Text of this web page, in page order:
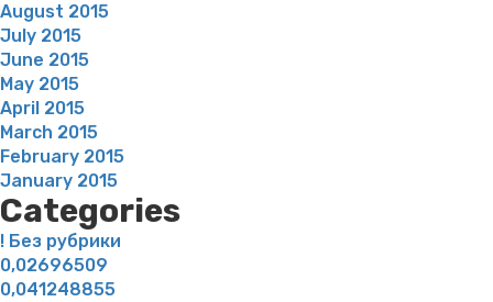
August 2015
July 2015
June 2015
May 2015
April 2015
March 2015
February 2015
January 2015
Categories
! Без рубрики
0,02696509
0,041248855